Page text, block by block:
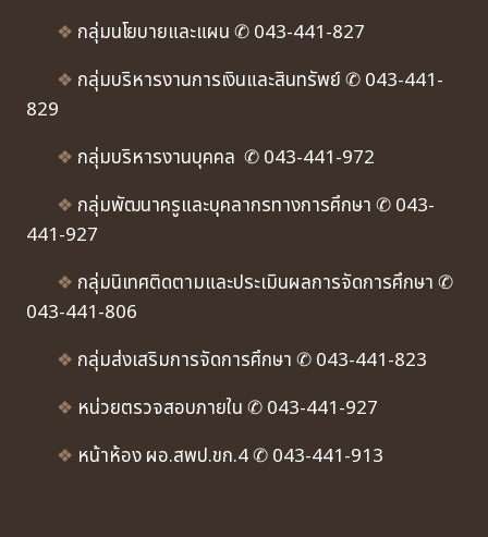
❖ กลุ่มนโยบายและแผน ✆ 043-441-827
❖ กลุ่มบริหารงานการเงินและสินทรัพย์ ✆ 043-441-
829
❖ กลุ่มบริหารงานบุคคล ✆ 043-441-972
❖ กลุ่มพัฒนาครูและบุคลากรทางการศึกษา ✆ 043-
441-927
❖ กลุ่มนิเทศติดตามและประเมินผลการจัดการศึกษา ✆
043-441-806
❖ กลุ่มส่งเสริมการจัดการศึกษา ✆ 043-441-823
❖ หน่วยตรวจสอบภายใน ✆ 043-441-927
❖ หน้าห้อง ผอ.สพป.ขก.4 ✆ 043-441-913